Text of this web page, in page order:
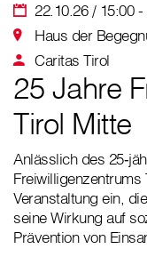
22.10.26 / 15:00 -
Haus der
Caritas Tirol
25 Jahre
Tirol Mitte
Anlässlich des
Veranstaltung ein,
seine Wirkung auf
Prävention von